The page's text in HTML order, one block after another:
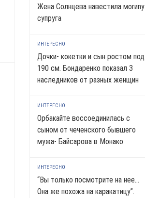
Жена Солнцева навестила моrиnу
супруга
ИНТЕРЕСНО
Дочки- кокетки и сын ростом под
190 см. Бондаренко показал 3
наследников от разных женщин
ИНТЕРЕСНО
Орбакайте воссоединилась с
сыном от чеченского бывшего
мужа- Байсарова в Монако
ИНТЕРЕСНО
“Вы только посмотрите на нее…
Она же похожа на каракатицу”.